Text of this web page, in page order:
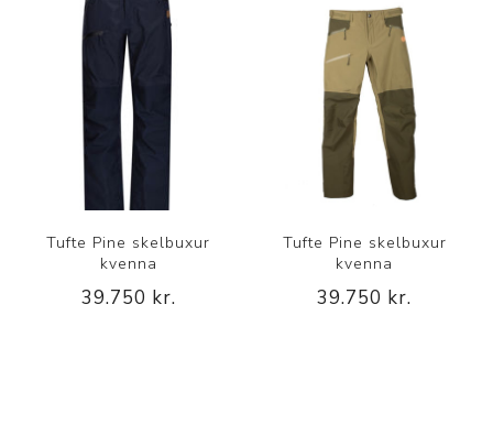
Tufte Pine skelbuxur
kvenna
39.750 kr.
Tufte Pine skelbuxur
kvenna
39.750 kr.